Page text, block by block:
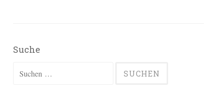
Suche
Suchen